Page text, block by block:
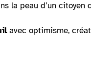
la peau d’un citoyen
avec optimisme,